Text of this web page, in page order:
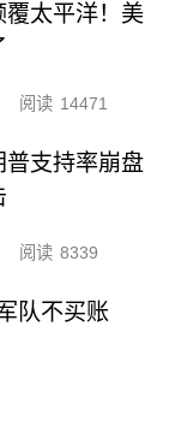
覆太平洋！美
阅读 14471
普支持率崩盘
阅读 8339
队不买账